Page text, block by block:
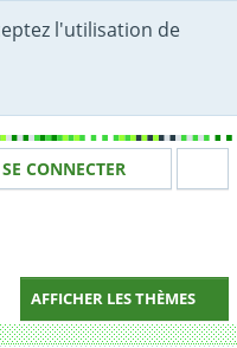
l'utilisation de
Votre identité
SE CONNECTER
AFFICHER LES THÈMES